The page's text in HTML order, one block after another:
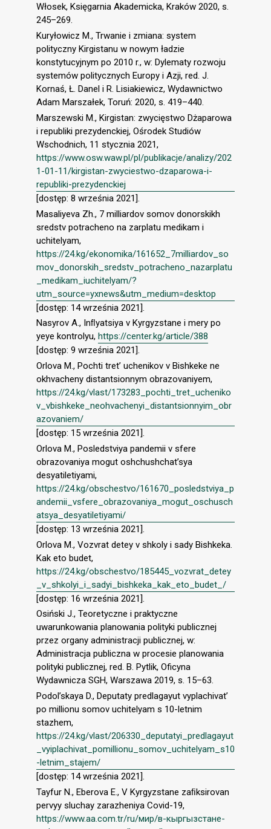
Włosek, Księgarnia Akademicka, Kraków 2020, s.
245–269.
Kuryłowicz M., Trwanie i zmiana: system
polityczny Kirgistanu w nowym ładzie
konstytucyjnym po 2010 r., w: Dylematy rozwoju
systemów politycznych Europy i Azji, red. J.
Kornaś, Ł. Danel i R. Lisiakiewicz, Wydawnictwo
Adam Marszałek, Toruń: 2020, s. 419–440.
Marszewski M., Kirgistan: zwycięstwo Dżaparowa
i republiki prezydenckiej, Ośrodek Studiów
Wschodnich, 11 stycznia 2021,
https://www.osw.waw.pl/pl/publikacje/analizy/202
1-01-11/kirgistan-zwyciestwo-dzaparowa-i-
republiki-prezydenckiej
[dostęp: 8 września 2021].
Masaliyeva Zh., 7 milliardov somov donorskikh
sredstv potracheno na zarplatu medikam i
uchitelyam,
https://24.kg/ekonomika/161652_7milliardov_so
mov_donorskih_sredstv_potracheno_nazarplatu
_medikam_iuchitelyam/?
utm_source=yxnews&utm_medium=desktop
[dostęp: 14 września 2021].
Nasyrov A., Inﬂyatsiya v Kyrgyzstane i mery po
yeye kontrolyu, https://center.kg/article/388
[dostęp: 9 września 2021].
Orlova M., Pochti tret’ uchenikov v Bishkeke ne
okhvacheny distantsionnym obrazovaniyem,
https://24.kg/vlast/173283_pochti_tret_ucheniko
v_vbishkeke_neohvachenyi_distantsionnyim_obr
azovaniem/
[dostęp: 15 września 2021].
Orlova M., Posledstviya pandemii v sfere
obrazovaniya mogut oshchushchat’sya
desyatiletiyami,
https://24.kg/obschestvo/161670_posledstviya_p
andemii_vsfere_obrazovaniya_mogut_oschusch
atsya_desyatiletiyami/
[dostęp: 13 września 2021].
Orlova M., Vozvrat detey v shkoly i sady Bishkeka.
Kak eto budet,
https://24.kg/obschestvo/185445_vozvrat_detey
_v_shkolyi_i_sadyi_bishkeka_kak_eto_budet_/
[dostęp: 16 września 2021].
Osiński J., Teoretyczne i praktyczne
uwarunkowania planowania polityki publicznej
przez organy administracji publicznej, w:
Administracja publiczna w procesie planowania
polityki publicznej, red. B. Pytlik, Oficyna
Wydawnicza SGH, Warszawa 2019, s. 15–63.
Podol’skaya D., Deputaty predlagayut vyplachivat’
po millionu somov uchitelyam s 10-letnim
stazhem,
https://24.kg/vlast/206330_deputatyi_predlagayut
_vyiplachivat_pomillionu_somov_uchitelyam_s10
-letnim_stajem/
[dostęp: 14 września 2021].
Tayfur N., Eberova E., V Kyrgyzstane zaﬁksirovan
pervyy sluchay zarazheniya Covid-19,
https://www.aa.com.tr/ru/мир/в-кыргызстане-